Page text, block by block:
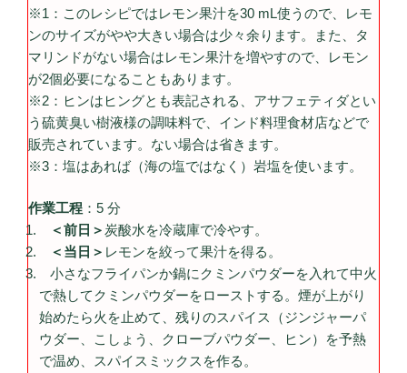
※1：このレシピではレモン果汁を30 mL使うので、レモ
ンのサイズがやや大きい場合は少々余ります。また、タ
マリンドがない場合はレモン果汁を増やすので、レモン
が2個必要になることもあります。
※2：ヒンはヒングとも表記される、アサフェティダとい
う硫黄臭い樹液様の調味料で、インド料理食材店などで
販売されています。ない場合は省きます。
※3：塩はあれば（海の塩ではなく）岩塩を使います。
作業工程 ：5 分
＜前日＞ 炭酸水を冷蔵庫で冷やす。
＜当日＞ レモンを絞って果汁を得る。
小さなフライパンか鍋にクミンパウダーを入れて中火
で熱してクミンパウダーをローストする。煙が上がり
始めたら火を止めて、残りのスパイス（ジンジャーパ
ウダー、こしょう、クローブパウダー、ヒン）を予熱
で温め、スパイスミックスを作る。